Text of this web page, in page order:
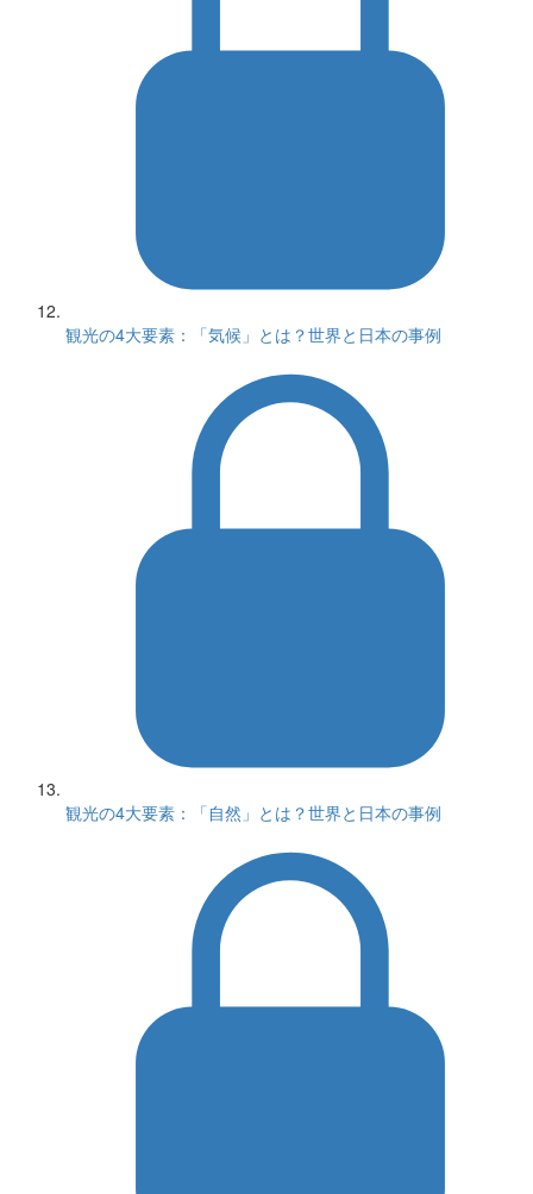
観光の4大要素：「気候」とは？世界と日本の事例
観光の4大要素：「自然」とは？世界と日本の事例